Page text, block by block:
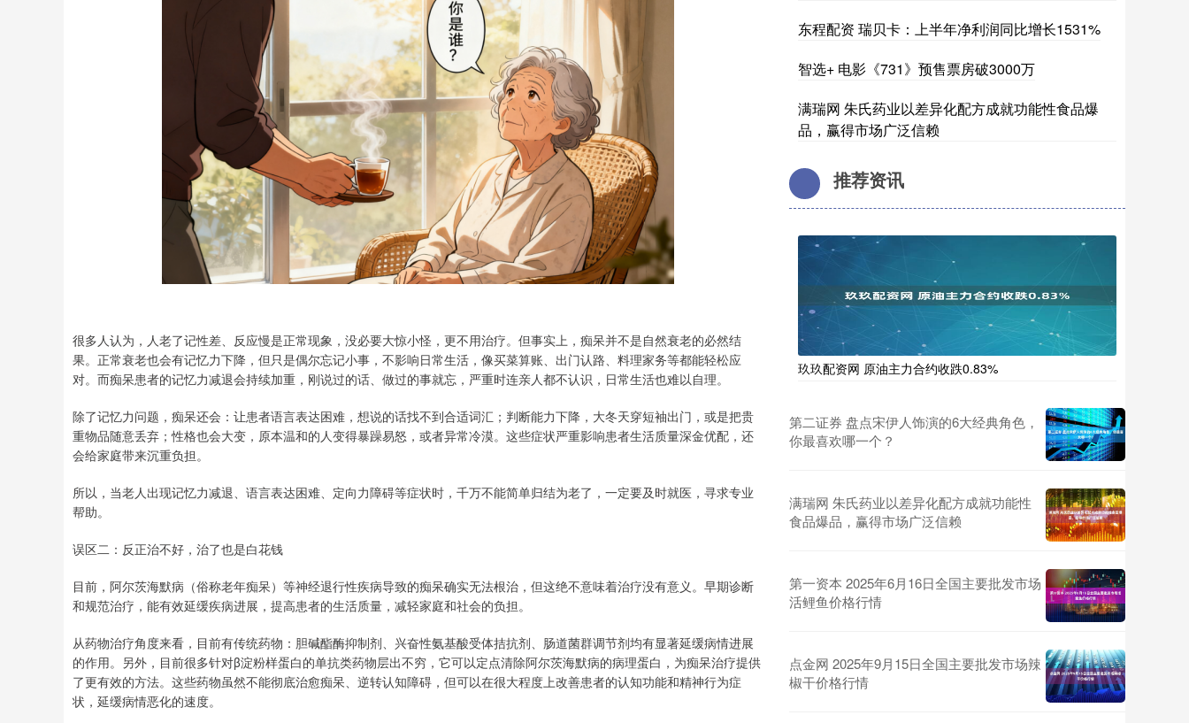
很多人认为，人老了记性差、反应慢是正常现象，没必要大惊小怪，更不用治疗。但事实上，痴呆并不是自然衰老的必然结
果。正常衰老也会有记忆力下降，但只是偶尔忘记小事，不影响日常生活，像买菜算账、出门认路、料理家务等都能轻松应
对。而痴呆患者的记忆力减退会持续加重，刚说过的话、做过的事就忘，严重时连亲人都不认识，日常生活也难以自理。
除了记忆力问题，痴呆还会：让患者语言表达困难，想说的话找不到合适词汇；判断能力下降，大冬天穿短袖出门，或是把贵
重物品随意丢弃；性格也会大变，原本温和的人变得暴躁易怒，或者异常冷漠。这些症状严重影响患者生活质量深金优配，还
会给家庭带来沉重负担。
所以，当老人出现记忆力减退、语言表达困难、定向力障碍等症状时，千万不能简单归结为老了，一定要及时就医，寻求专业
帮助。
误区二：反正治不好，治了也是白花钱
目前，阿尔茨海默病（俗称老年痴呆）等神经退行性疾病导致的痴呆确实无法根治，但这绝不意味着治疗没有意义。早期诊断
和规范治疗，能有效延缓疾病进展，提高患者的生活质量，减轻家庭和社会的负担。
从药物治疗角度来看，目前有传统药物：胆碱酯酶抑制剂、兴奋性氨基酸受体拮抗剂、肠道菌群调节剂均有显著延缓病情进展
的作用。另外，目前很多针对β淀粉样蛋白的单抗类药物层出不穷，它可以定点清除阿尔茨海默病的病理蛋白，为痴呆治疗提供
了更有效的方法。这些药物虽然不能彻底治愈痴呆、逆转认知障碍，但可以在很大程度上改善患者的认知功能和精神行为症
状，延缓病情恶化的速度。
东程配资 瑞贝卡：上半年净利润同比增长1531%
智选+ 电影《731》预售票房破3000万
满瑞网 朱氏药业以差异化配方成就功能性食品爆
品，赢得市场广泛信赖
推荐资讯
玖玖配资网 原油主力合约收跌0.83%
第二证券 盘点宋伊人饰演的6大经典角色，
你最喜欢哪一个？
满瑞网 朱氏药业以差异化配方成就功能性
食品爆品，赢得市场广泛信赖
第一资本 2025年6月16日全国主要批发市场
活鲤鱼价格行情
点金网 2025年9月15日全国主要批发市场辣
椒干价格行情